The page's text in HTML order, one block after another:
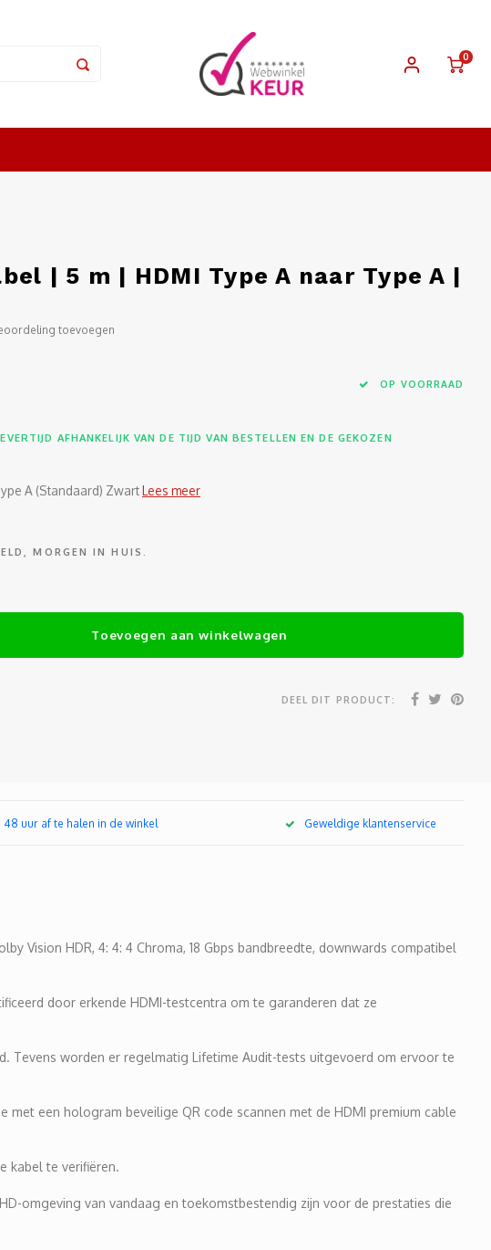
0
| 5 m | HDMI Type A naar Type A |
toevoegen
OP VOORRAAD
AFHANKELIJK VAN DE TIJD VAN BESTELLEN EN DE GEKOZEN
A (Standaard) ZwartLees meer
MORGEN IN HUIS.
Toevoegen aan winkelwagen
DEEL DIT PRODUCT:
48 uur af te halen in de winkel Geweldige klantenservice
Vision HDR, 4: 4: 4 Chroma, 18 Gbps bandbreedte, downwards compatibel
door erkende HDMI-testcentra om te garanderen dat ze
Tevens worden er regelmatig Lifetime Audit-tests uitgevoerd om ervoor te
een hologram beveilige QR code scannen met de HDMI premium cable
kabel te verifiëren.
omgeving van vandaag en toekomstbestendig zijn voor de prestaties die